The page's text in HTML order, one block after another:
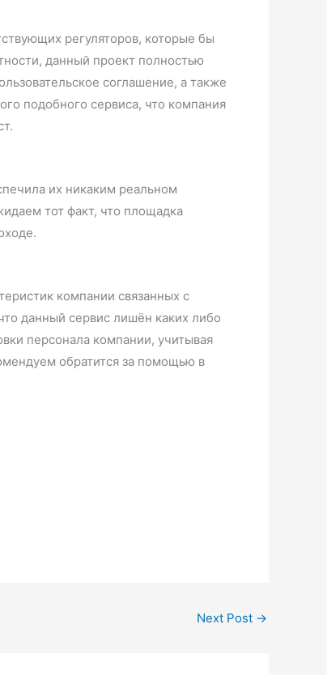
регуляторов, которые бы
данный проект полностью
соглашение, а также
подобного сервиса, что компания
их никаким реальном
тот факт, что площадка
компании связанных с
данный сервис лишён каких либо
персонала компании, учитывая
обратится за помощью в
Next Post →